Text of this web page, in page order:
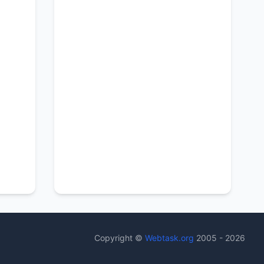
Copyright © Webtask.org 2005 - 2026